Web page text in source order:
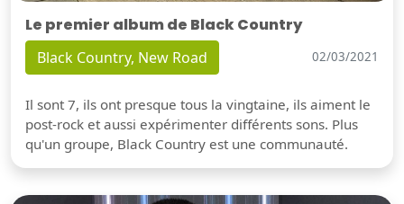
Le premier album de Black Country
Black Country, New Road 02/03/2021
Il sont 7, ils ont presque tous la vingtaine, ils aiment le
post-rock et aussi expérimenter différents sons. Plus
qu'un groupe, Black Country est une communauté.